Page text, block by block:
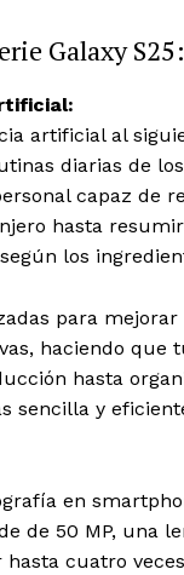
Galaxy S25:
artificial al
diarias de
capaz de
hasta
los
para
haciendo que
hasta
sencilla y
en
de 50 MP, una
cuatro